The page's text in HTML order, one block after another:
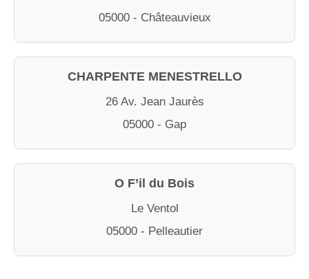
05000 - Châteauvieux
CHARPENTE MENESTRELLO
26 Av. Jean Jaurès
05000 - Gap
O F’il du Bois
Le Ventol
05000 - Pelleautier